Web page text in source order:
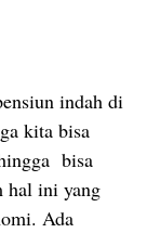
indah di
kita bisa
bisa
hal ini yang
Ada